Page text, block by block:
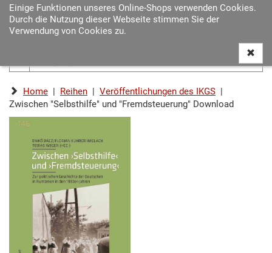
Einige Funktionen unseres Online-Shops verwenden Cookies.
Durch die Nutzung dieser Webseite stimmen Sie der
Verwendung von Cookies zu.
Home | Reihen | Veröffentlichungen des IKGS |
Zwischen "Selbsthilfe" und "Fremdsteuerung" Download